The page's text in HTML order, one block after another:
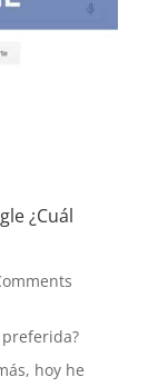
¿Cuál
preferida?
hoy he